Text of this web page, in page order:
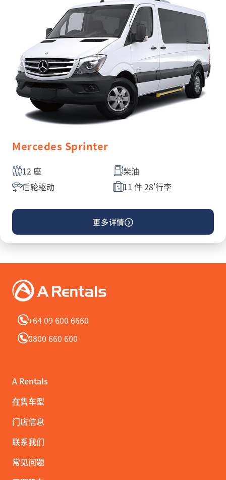
Mercedes Sprinter
12 座
柴油
后轮驱动
11 件 28'行李
更多详情
+64 09 600 6660
0800 660 600
A Rentals
在售车型
门店信息
联系我们
常见问题